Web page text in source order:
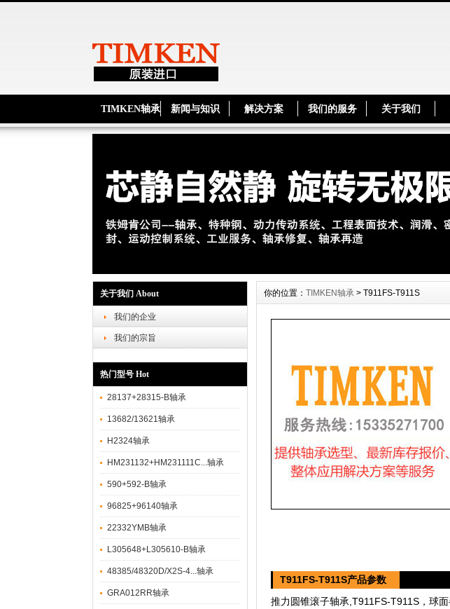
TIMKEN轴承 新闻与知识 解决方案 我们的服务 关于我们
关于我们 About
我们的企业
我们的宗旨
热门型号 Hot
28137+28315-B轴承
13682/13621轴承
H2324轴承
HM231132+HM231111C...轴承
590+592-B轴承
96825+96140轴承
22332YMB轴承
L305648+L305610-B轴承
48385/48320D/X2S-4...轴承
GRA012RR轴承
你的位置： TIMKEN轴承 > T911FS-T911S
T911FS-T911S产品参数
推力圆锥滚子轴承,T911FS-T911S，球